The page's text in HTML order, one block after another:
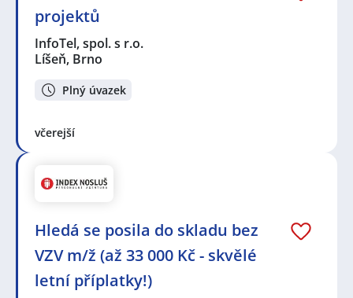
projektů
InfoTel, spol. s r.o.
Líšeň, Brno
Plný úvazek
včerejší
Hledá se posila do skladu bez
VZV m/ž (až 33 000 Kč - skvělé
letní příplatky!)